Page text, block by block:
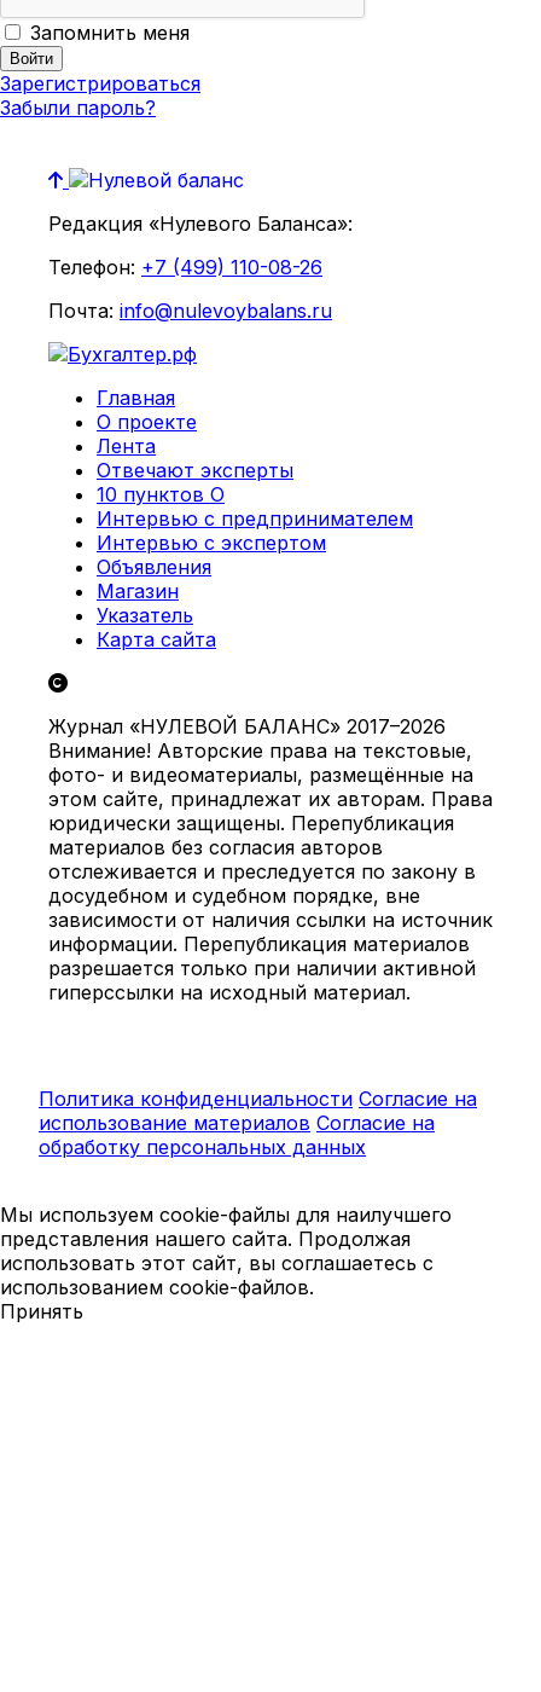
Запомнить меня
Зарегистрироваться
Забыли пароль?
Редакция «Нулевого Баланса»:
Телефон: +7 (499) 110-08-26
Почта: info@nulevoybalans.ru
Главная
О проекте
Лента
Отвечают эксперты
10 пунктов О
Интервью с предпринимателем
Интервью с экспертом
Объявления
Магазин
Указатель
Карта сайта
Журнал «НУЛЕВОЙ БАЛАНС» 2017–2026
Внимание! Авторские права на текстовые,
фото- и видеоматериалы, размещённые на
этом сайте, принадлежат их авторам. Права
юридически защищены. Перепубликация
материалов без согласия авторов
отслеживается и преследуется по закону в
досудебном и судебном порядке, вне
зависимости от наличия ссылки на источник
информации. Перепубликация материалов
разрешается только при наличии активной
гиперссылки на исходный материал.
Политика конфиденциальности Согласие на
использование материалов Согласие на
обработку персональных данных
Мы используем cookie-файлы для наилучшего
представления нашего сайта. Продолжая
использовать этот сайт, вы соглашаетесь с
использованием cookie-файлов.
Принять